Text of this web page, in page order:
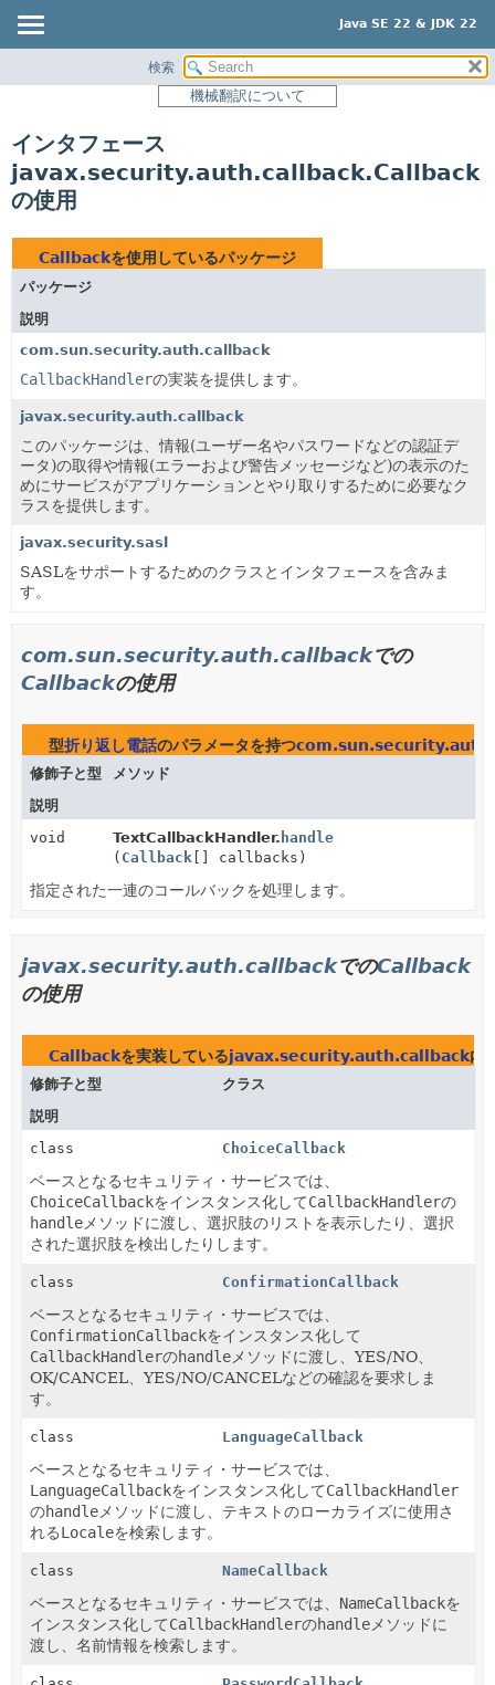
Java SE 22 & JDK 22
パッケージ
クラス
使用
ツリー
新規
非推奨
索引
ヘルプ
検索
機械翻訳について
インタフェース
javax.security.auth.callback.Callback
の使用
Callbackを使用しているパッケージ
パッケージ
説明
com.sun.security.auth.callback
CallbackHandlerの実装を提供します。
javax.security.auth.callback
このパッケージは、情報(ユーザー名やパスワードなどの認証デ
ータ)の取得や情報(エラーおよび警告メッセージなど)の表示のた
めにサービスがアプリケーションとやり取りするために必要なク
ラスを提供します。
javax.security.sasl
SASLをサポートするためのクラスとインタフェースを含みま
す。
com.sun.security.auth.callbackでの
Callbackの使用
型折り返し電話のパラメータを持つ
修飾子と型
メソッド
説明
void
TextCallbackHandler. handle
( Callback [] callbacks)
指定された一連のコールバックを処理します。
javax.security.auth.callbackでのCallback
の使用
Callbackを実装しているjavax.security.auth.callback内
修飾子と型
クラス
説明
class
ChoiceCallback
ベースとなるセキュリティ・サービスでは、
ChoiceCallbackをインスタンス化してCallbackHandlerの
handle メソッドに渡し、選択肢のリストを表示したり、選択
された選択肢を検出したりします。
class ConfirmationCallback
ベースとなるセキュリティ・サービスでは、
ConfirmationCallbackをインスタンス化して
CallbackHandlerのhandle メソッドに渡し、YES/NO、
OK/CANCEL、YES/NO/CANCELなどの確認を要求しま
す。
class LanguageCallback
ベースとなるセキュリティ・サービスでは、
LanguageCallbackをインスタンス化してCallbackHandler
のhandle メソッドに渡し、テキストのローカライズに使用さ
れるLocaleを検索します。
class NameCallback
ベースとなるセキュリティ・サービスでは、 NameCallbackを
インスタンス化してCallbackHandlerのhandle メソッドに
渡し、名前情報を検索します。